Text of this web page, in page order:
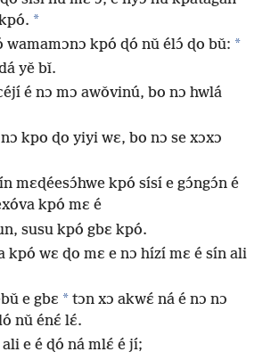
*
wamamɔnɔ kpó ɖó nǔ élɔ́ ɖo bǔ: *
yě bǐ.
é nɔ mɔ awǒvinú, bo nɔ hwlá
kpo ɖo yiyi wɛ, bo nɔ se xɔxɔ
mɛɖéesɔ́hwe kpó sísí e gɔ́ngɔ́n é
kpó mɛ é
susu kpó gbɛ kpó.
kpó wɛ ɖo mɛ e nɔ hízí mɛ é sín ali
e gbɛ * tɔn xɔ akwɛ́ ná é nɔ nɔ
nǔ énɛ́ lɛ́.
e é ɖó ná mlɛ́ é jí;